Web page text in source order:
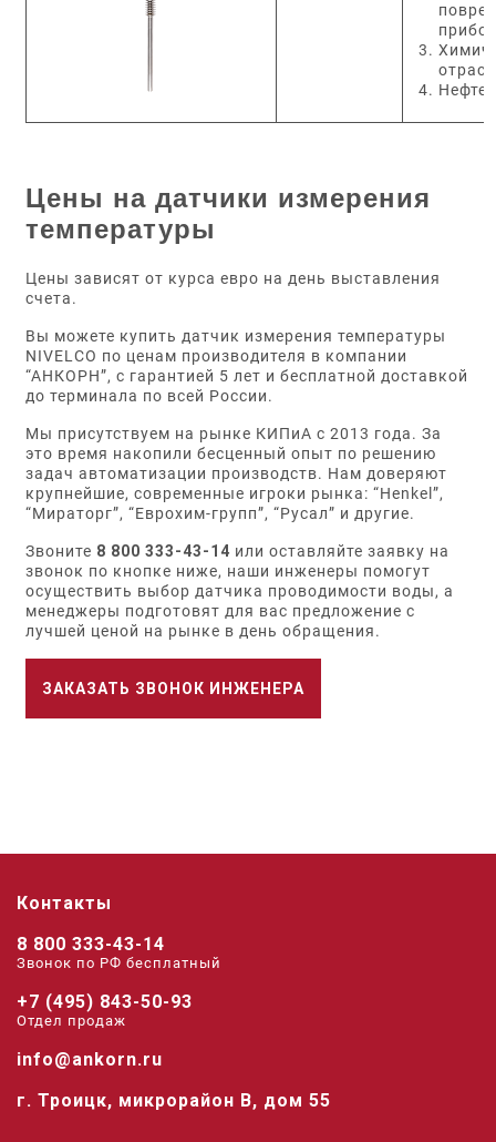
Цены на датчики измерения
температуры
Цены зависят от курса евро на день выставления
счета.
Вы можете купить датчик измерения температуры
NIVELCO по ценам производителя в компании
“АНКОРН”, с гарантией 5 лет и бесплатной доставкой
до терминала по всей России.
Мы присутствуем на рынке КИПиА с 2013 года. За
это время накопили бесценный опыт по решению
задач автоматизации производств. Нам доверяют
крупнейшие, современные игроки рынка: “Henkel”,
“Мираторг”, “Еврохим-групп”, “Русал” и другие.
Звоните 8 800 333-43-14 или оставляйте заявку на
звонок по кнопке ниже, наши инженеры помогут
осуществить выбор датчика проводимости воды, а
менеджеры подготовят для вас предложение с
лучшей ценой на рынке в день обращения.
ЗАКАЗАТЬ ЗВОНОК ИНЖЕНЕРА
Контакты
8 800 333-43-14
Звонок по РФ беcплатный
+7 (495) 843-50-93
Отдел продаж
info@ankorn.ru
г. Троицк, микрорайон В, дом 55